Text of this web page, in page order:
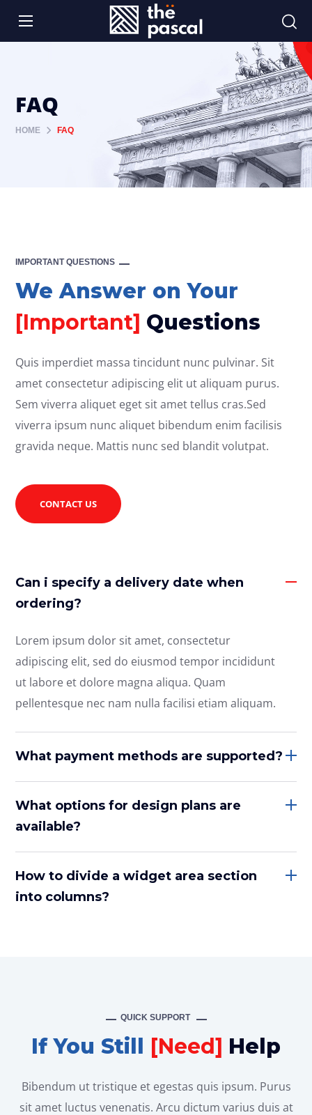
FAQ
HOME FAQ
IMPORTANT QUESTIONS
We Answer on Your
[Important] Questions
Quis imperdiet massa tincidunt nunc pulvinar. Sit
amet consectetur adipiscing elit ut aliquam purus.
Sem viverra aliquet eget sit amet tellus cras.Sed
viverra ipsum nunc aliquet bibendum enim facilisis
gravida neque. Mattis nunc sed blandit volutpat.
CONTACT US
Can i specify a delivery date when
ordering?
Lorem ipsum dolor sit amet, consectetur
adipiscing elit, sed do eiusmod tempor incididunt
ut labore et dolore magna aliqua. Quam
pellentesque nec nam nulla facilisi etiam aliquam.
What payment methods are supported?
What options for design plans are
available?
How to divide a widget area section
into columns?
QUICK SUPPORT
If You Still [Need] Help
Bibendum ut tristique et egestas quis ipsum. Purus
sit amet luctus venenatis. Arcu dictum varius duis at